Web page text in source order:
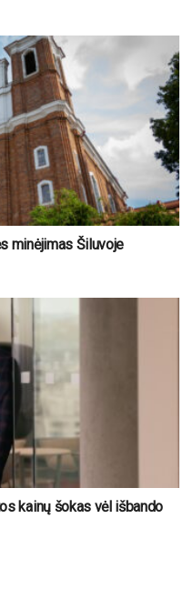
minėjimas Šiluvoje
kainų šokas vėl išbando